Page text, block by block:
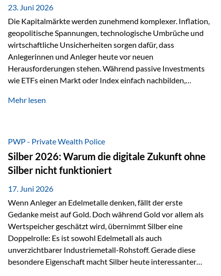
Der massive Aufwand hinter einem winzigen…
23. Juni 2026
Die Kapitalmärkte werden zunehmend komplexer. Inflation,
geopolitische Spannungen, technologische Umbrüche und
wirtschaftliche Unsicherheiten sorgen dafür, dass
Anlegerinnen und Anleger heute vor neuen
Herausforderungen stehen. Während passive Investments
wie ETFs einen Markt oder Index einfach nachbilden,
setzen auf die Expertise erfahrener Fondsmanager, die
Veränderungen geprägt ist, kann diese aktive
Herangehensweise einen entscheidenden Mehrwert bieten.
Was zeichnet aktive Fonds aus? Aktive Fonds verfolgen das
Ziel, nicht nur einen Markt abzubilden, sondern gezielt
Anlageentscheidungen zu treffen. Fondsmanager
analysieren Unternehmen,…
Mehr lesen
PWP - Private Wealth Police
Silber 2026: Warum die digitale Zukunft ohne
Silber nicht funktioniert
17. Juni 2026
Wenn Anleger an Edelmetalle denken, fällt der erste
Gedanke meist auf Gold. Doch während Gold vor allem als
Wertspeicher geschätzt wird, übernimmt Silber eine
Doppelrolle: Es ist sowohl Edelmetall als auch
unverzichtbarer Industriemetall-Rohstoff. Gerade diese
besondere Eigenschaft macht Silber heute interessanter